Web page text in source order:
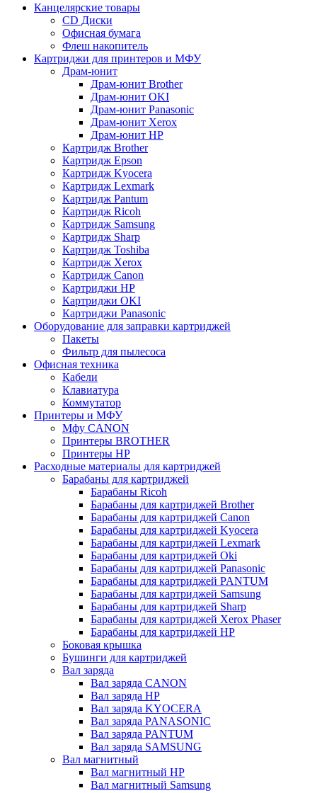
Канцелярские товары
CD Диски
Офисная бумага
Флеш накопитель
Картриджи для принтеров и МФУ
Драм-юнит
Драм-юнит Brother
Драм-юнит OKI
Драм-юнит Panasonic
Драм-юнит Xerox
Драм-юнит НР
Картридж Brother
Картридж Epson
Картридж Kyocera
Картридж Lexmark
Картридж Pantum
Картридж Ricoh
Картридж Samsung
Картридж Sharp
Картридж Toshiba
Картридж Xerox
Картридж Сanon
Картриджи HP
Картриджи OKI
Картриджи Panasonic
Оборудование для заправки картриджей
Пакеты
Фильтр для пылесоса
Офисная техника
Кабели
Клавиатура
Коммутатор
Принтеры и МФУ
Мфу CANON
Принтеры BROTHER
Принтеры HP
Расходные материалы для картриджей
Барабаны для картриджей
Барабаны Ricoh
Барабаны для картриджей Brother
Барабаны для картриджей Canon
Барабаны для картриджей Kyocera
Барабаны для картриджей Lexmark
Барабаны для картриджей Oki
Барабаны для картриджей Panasonic
Барабаны для картриджей PANTUM
Барабаны для картриджей Samsung
Барабаны для картриджей Sharp
Барабаны для картриджей Xerox Phaser
Барабаны для картриджей НР
Боковая крышка
Бушинги для картриджей
Вал заряда
Вал заряда CANON
Вал заряда HP
Вал заряда KYOCERA
Вал заряда PANASONIC
Вал заряда PANTUM
Вал заряда SAMSUNG
Вал магнитный
Вал магнитный HP
Вал магнитный Samsung